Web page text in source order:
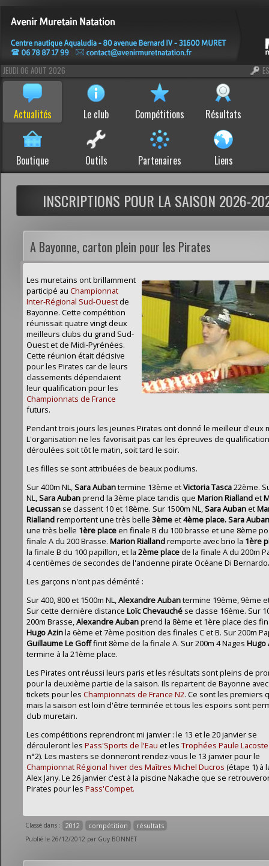
JEUDI 06 AOUT 2026
Actualités Le club Compétitions Résultats
Boutique Outils Partenaires Liens
INSCRIPTIONS POUR LA SAISON 2026-
A Bayonne, carton plein pour les Pirates
Les muretains ont brillamment
participé au Championnat
Inter-Régional Sud-Ouestde
Bayonne. Cette compétition
réunissait quatre vingt deux
meilleurs clubs du grand Sud-
Ouest et de Midi-Pyrénées.
Cette réunion était décisive
pour les Pirates car de leurs
classements dépendaient
leur qualification pour les
Championnats de France
futurs.
Pendant trois jours les jeunes Pirates ont donné le meilleur d'eux
L'organisation ne les favorisait pas car les épreuves de
déroulées soit tôt le matin, soit tard le soir.
Les filles se sont attribuées de beaux podiums.
Sur 400m NL,Sara Aubantermine 13ème etVictoria Tasca22ème.
NL,Sara Aubanprend la 3ème place tandis que Marion Riallandet
Lecussan se classent 10 et 18ème. Sur 1500m NL,Sara Aubanet
Riallandremportent une très belle 3èmeet4ème place.Sara Auban
une très belle 1ère placeen finale B du 100 brasse et une 8ème
finale A du 200 Brasse. Marion Riallandremporte avec brio la 1ère
la finale B du 100 papillon, et la 2ème placede la finale A du 200m
4 centièmes de secondes de l'ancienne pirate Océane Di Bernardo.
Les garçons n'ont pas démérité :
Sur 400, 800 et 1500m NL,Alexandre Aubantermine 19ème, 9ème
Sur cette dernière distance LoïcChevauché se classe 16ème. Sur
200m Brasse,Alexandre Aubanprend la 8ème et 1ère place des
Hugo Azinla 6ème et 7ème position des finales C et B. Sur 200m
Guillaume Le Gofffinit 8ème de la finale A. Sur 200m 4 Nages Hugo
termine à la 21ème place.
Les Pirates ont réussi leurs paris et les résultats sont pleins de
pour la deuxième partie de la saison. Ils repartent de Bayonne
tickets pour les Championnats de France N2. Ce sont les premiers
mais la saison est loin d'être terminée et tous les espoirs sont
club muretain.
Les compétitions reprendront mi janvier : le 13 et le 20 janvier se
dérouleront les Pass'Sports de l'Eau et les Trophées Paule Lacoste
n°2). Les masters se donneront rendez-vous le 13 janvier pour le
Championnat Régional hiver des Maîtres Michel Ducros (étape 1) à
Alex Jany. Le 26 janvier c'est à la piscine Nakache que se
Pirates pour les Pass'Compet.
Classé dans : 2012 compétition résultats
Publié le 26/12/2012 par Guy BONNET